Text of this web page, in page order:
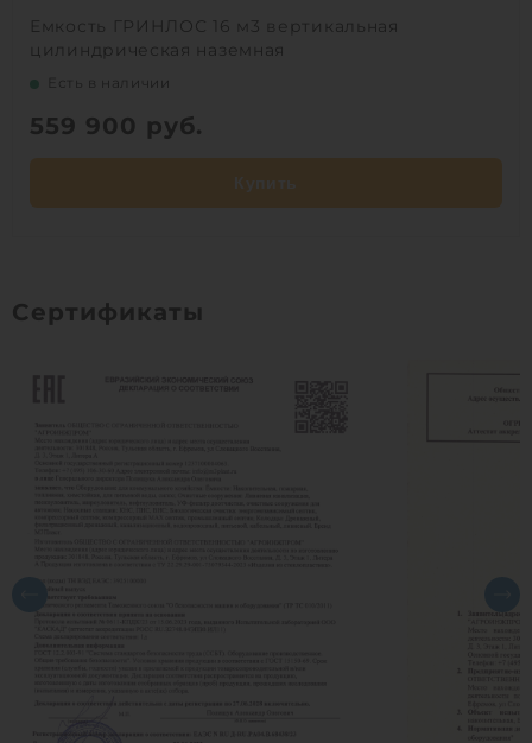
Емкость ГРИНЛОС 16 м3 вертикальная
цилиндрическая наземная
Есть в наличии
559 900 руб.
Сертификаты